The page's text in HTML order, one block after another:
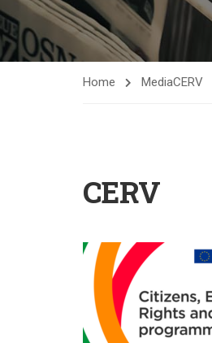
Home MediaCERV
CERV